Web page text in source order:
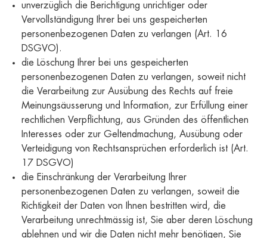
unverzüglich die Berichtigung unrichtiger oder
Vervollständigung Ihrer bei uns gespeicherten
personenbezogenen Daten zu verlangen (Art. 16
DSGVO).
die Löschung Ihrer bei uns gespeicherten
personenbezogenen Daten zu verlangen, soweit nicht
die Verarbeitung zur Ausübung des Rechts auf freie
Meinungsäusserung und Information, zur Erfüllung einer
rechtlichen Verpflichtung, aus Gründen des öffentlichen
Interesses oder zur Geltendmachung, Ausübung oder
Verteidigung von Rechtsansprüchen erforderlich ist (Art.
17 DSGVO)
die Einschränkung der Verarbeitung Ihrer
personenbezogenen Daten zu verlangen, soweit die
Richtigkeit der Daten von Ihnen bestritten wird, die
Verarbeitung unrechtmässig ist, Sie aber deren Löschung
ablehnen und wir die Daten nicht mehr benötigen, Sie